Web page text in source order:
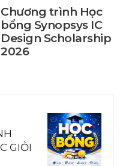
Chương trình Học
bổng Synopsys IC
Design Scholarship
2026
GIỎI